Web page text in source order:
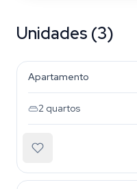
Unidades (3)
Menino Deus
Apartamento
2 quartos